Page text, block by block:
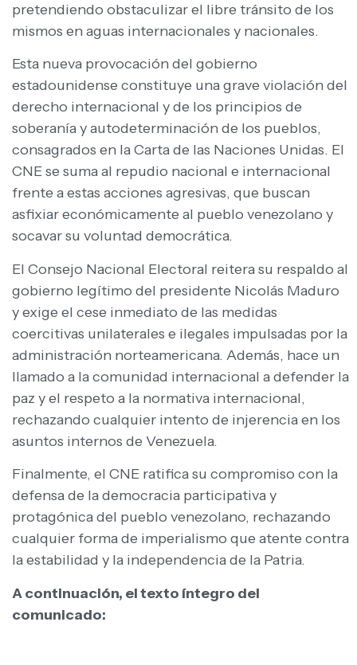
pretendiendo obstaculizar el libre tránsito de los
mismos en aguas internacionales y nacionales.
Esta nueva provocación del gobierno
estadounidense constituye una grave violación del
derecho internacional y de los principios de
soberanía y autodeterminación de los pueblos,
consagrados en la Carta de las Naciones Unidas. El
CNE se suma al repudio nacional e internacional
frente a estas acciones agresivas, que buscan
asfixiar económicamente al pueblo venezolano y
socavar su voluntad democrática.
El Consejo Nacional Electoral reitera su respaldo al
gobierno legítimo del presidente Nicolás Maduro
y exige el cese inmediato de las medidas
coercitivas unilaterales e ilegales impulsadas por la
administración norteamericana. Además, hace un
llamado a la comunidad internacional a defender la
paz y el respeto a la normativa internacional,
rechazando cualquier intento de injerencia en los
asuntos internos de Venezuela.
Finalmente, el CNE ratifica su compromiso con la
defensa de la democracia participativa y
protagónica del pueblo venezolano, rechazando
cualquier forma de imperialismo que atente contra
la estabilidad y la independencia de la Patria.
A continuación, el texto íntegro del
comunicado: